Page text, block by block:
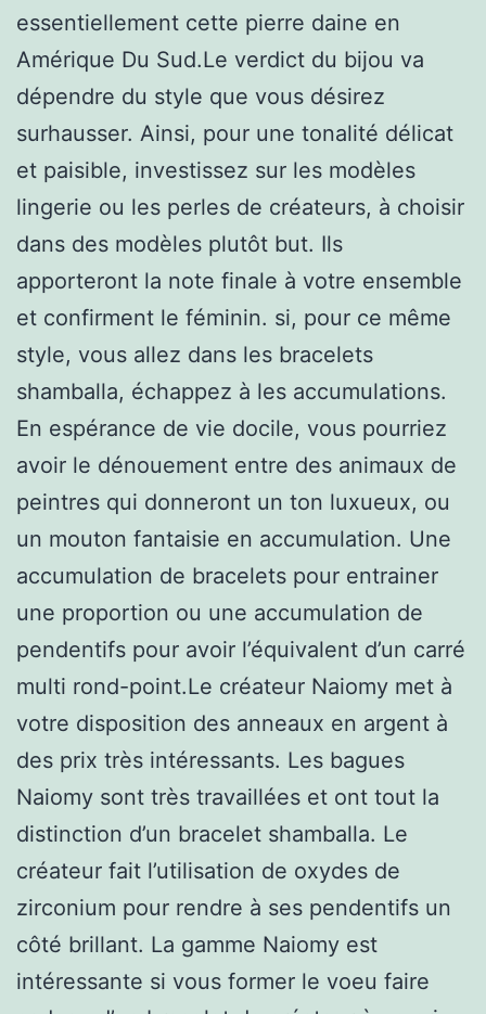
essentiellement cette pierre daine en
Amérique Du Sud.Le verdict du bijou va
dépendre du style que vous désirez
surhausser. Ainsi, pour une tonalité délicat
et paisible, investissez sur les modèles
lingerie ou les perles de créateurs, à choisir
dans des modèles plutôt but. Ils
apporteront la note finale à votre ensemble
et confirment le féminin. si, pour ce même
style, vous allez dans les bracelets
shamballa, échappez à les accumulations.
En espérance de vie docile, vous pourriez
avoir le dénouement entre des animaux de
peintres qui donneront un ton luxueux, ou
un mouton fantaisie en accumulation. Une
accumulation de bracelets pour entrainer
une proportion ou une accumulation de
pendentifs pour avoir l’équivalent d’un carré
multi rond-point.Le créateur Naiomy met à
votre disposition des anneaux en argent à
des prix très intéressants. Les bagues
Naiomy sont très travaillées et ont tout la
distinction d’un bracelet shamballa. Le
créateur fait l’utilisation de oxydes de
zirconium pour rendre à ses pendentifs un
côté brillant. La gamme Naiomy est
intéressante si vous former le voeu faire